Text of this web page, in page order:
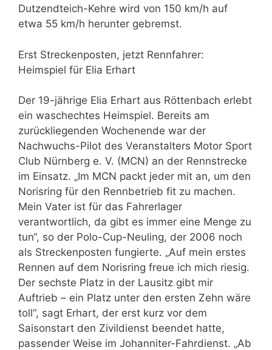
Dutzendteich-Kehre wird von 150 km/h auf
etwa 55 km/h herunter gebremst.
Erst Streckenposten, jetzt Rennfahrer:
Heimspiel für Elia Erhart
Der 19-jährige Elia Erhart aus Röttenbach erlebt
ein waschechtes Heimspiel. Bereits am
zurückliegenden Wochenende war der
Nachwuchs-Pilot des Veranstalters Motor Sport
Club Nürnberg e. V. (MCN) an der Rennstrecke
im Einsatz. „Im MCN packt jeder mit an, um den
Norisring für den Rennbetrieb fit zu machen.
Mein Vater ist für das Fahrerlager
verantwortlich, da gibt es immer eine Menge zu
tun“, so der Polo-Cup-Neuling, der 2006 noch
als Streckenposten fungierte. „Auf mein erstes
Rennen auf dem Norisring freue ich mich riesig.
Der sechste Platz in der Lausitz gibt mir
Auftrieb – ein Platz unter den ersten Zehn wäre
toll“, sagt Erhart, der erst kurz vor dem
Saisonstart den Zivildienst beendet hatte,
passender Weise im Johanniter-Fahrdienst. „Ab